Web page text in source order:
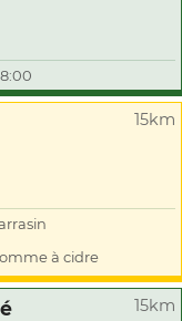
15km
à cidre
15km